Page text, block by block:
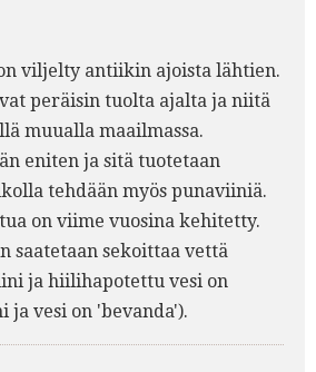
viljelty antiikin ajoista lähtien.
peräisin tuolta ajalta ja niitä
muualla maailmassa.
eniten ja sitä tuotetaan
tehdään myös punaviiniä.
on viime vuosina kehitetty.
saatetaan sekoittaa vettä
ja hiilihapotettu vesi on
ja vesi on 'bevanda').